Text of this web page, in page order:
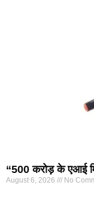
“500 करोड़ के एआई
August 6, 2026 No